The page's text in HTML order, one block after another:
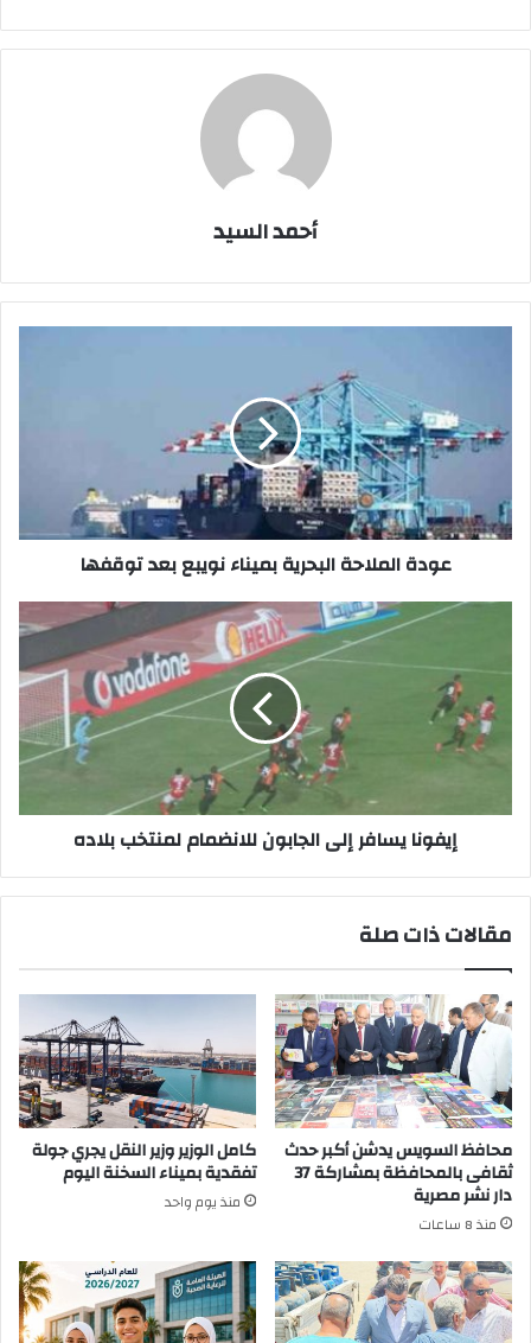
أحمد السيد
نويبع
عودة الملاحة البحرية بميناء نويبع بعد توقفها
إيفونا
للانضمام
لمنتخب
بلاده
إيفونا يسافر إلى الجابون للانضمام لمنتخب بلاده
مقالات ذات صلة
محافظ السويس يدشن أكبر حدث
ثقافى بالمحافظة بمشاركة 37
دار نشر مصرية
منذ 8 ساعات
كامل الوزير وزير النقل يجري جولة
تفقدية بميناء السخنة اليوم
منذ يوم واحد